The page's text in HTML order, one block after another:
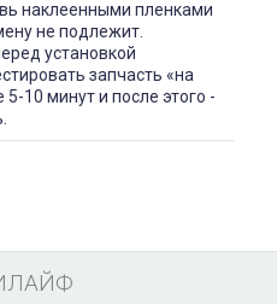
наклеенными пленками
не подлежит.
установкой
запчасть «на
5-10 минут и после этого -